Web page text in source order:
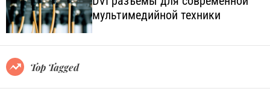
l
.
c
o
m
o
l
e
мультимедийной техники
Top Tagged